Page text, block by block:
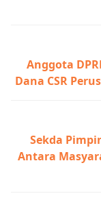
Anggota
Dana CSR
Sekda
Antara